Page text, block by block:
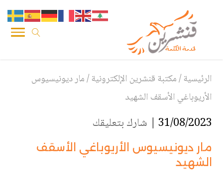
الرئيسية/مكتبة قنشرين الإلكترونية/مار ديونيسيوس
الأريوباغي الأسقف الشهيد
31/08/2023 | شارك بتعليقك
مار ديونيسيوس الأريوباغي الأسقف
الشهيد